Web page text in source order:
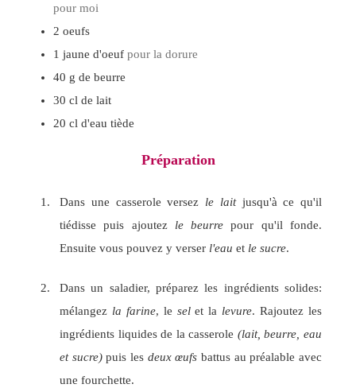
pour moi
2 oeufs
1 jaune d'oeuf pour la dorure
40 g de beurre
30 cl de lait
20 cl d'eau tiède
Préparation
Dans une casserole versez le laitjusqu'à ce qu'il
tiédisse puis ajoutezle beurrepour qu'il fonde.
Ensuite vous pouvez y verser l'eau et le sucre.
Dans un saladier, préparez les ingrédients solides:
mélangez la farine, le selet la levure. Rajoutez les
ingrédients liquides de la casserole (lait, beurre, eau
et sucre)puis les deux œufs battus au préalable avec
une fourchette.